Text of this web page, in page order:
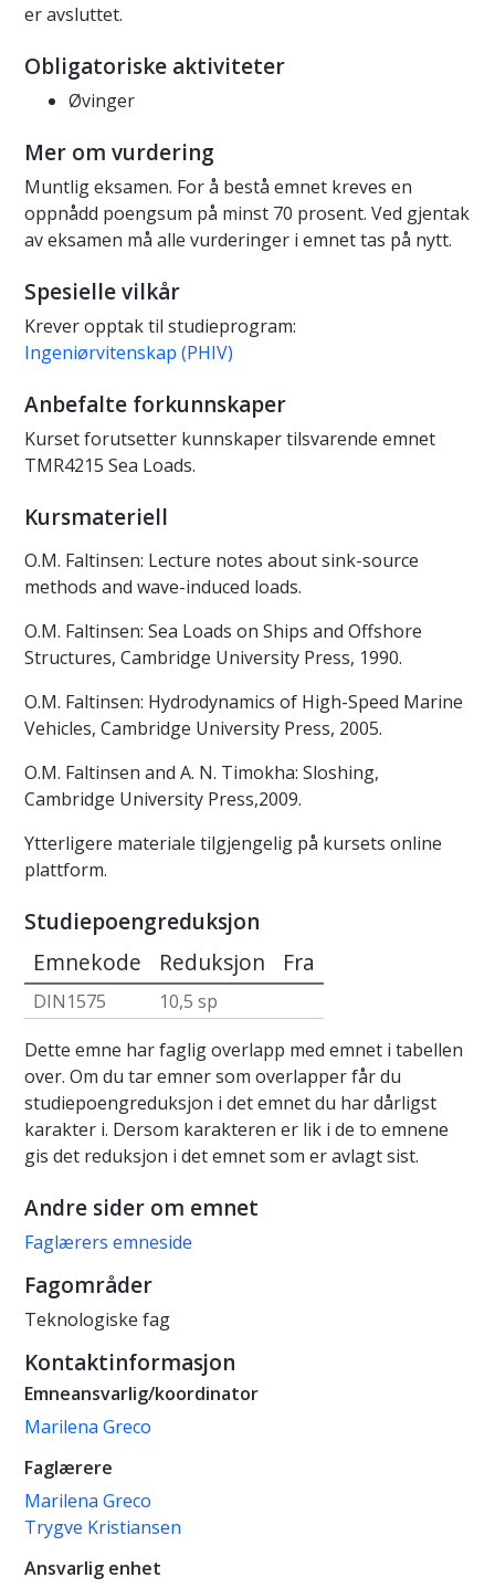
er avsluttet.
Obligatoriske aktiviteter
Øvinger
Mer om vurdering
Muntlig eksamen. For å bestå emnet kreves en
oppnådd poengsum på minst 70 prosent. Ved gjentak
av eksamen må alle vurderinger i emnet tas på nytt.
Spesielle vilkår
Krever opptak til studieprogram:
Ingeniørvitenskap (PHIV)
Anbefalte forkunnskaper
Kurset forutsetter kunnskaper tilsvarende emnet
TMR4215 Sea Loads.
Kursmateriell
O.M. Faltinsen: Lecture notes about sink-source
methods and wave-induced loads.
O.M. Faltinsen: Sea Loads on Ships and Offshore
Structures, Cambridge University Press, 1990.
O.M. Faltinsen: Hydrodynamics of High-Speed Marine
Vehicles, Cambridge University Press, 2005.
O.M. Faltinsen and A. N. Timokha: Sloshing,
Cambridge University Press,2009.
Ytterligere materiale tilgjengelig på kursets online
plattform.
Studiepoengreduksjon
Emnekode Reduksjon Fra
DIN1575
10,5 sp
Dette emne har faglig overlapp med emnet i tabellen
over. Om du tar emner som overlapper får du
studiepoengreduksjon i det emnet du har dårligst
karakter i. Dersom karakteren er lik i de to emnene
gis det reduksjon i det emnet som er avlagt sist.
Andre sider om emnet
Faglærers emneside
Fagområder
Teknologiske fag
Kontaktinformasjon
Emneansvarlig/koordinator
Marilena Greco
Faglærere
Marilena Greco
Trygve Kristiansen
Ansvarlig enhet